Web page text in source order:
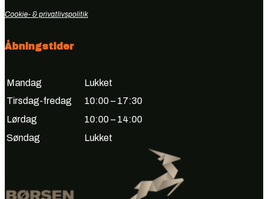
Cookie- & privatlivspolitik
Åbningstider
Mandag
Lukket
Tirsdag-fredag
10:00 – 17:30
Lørdag
10:00 – 14:00
Søndag
Lukket